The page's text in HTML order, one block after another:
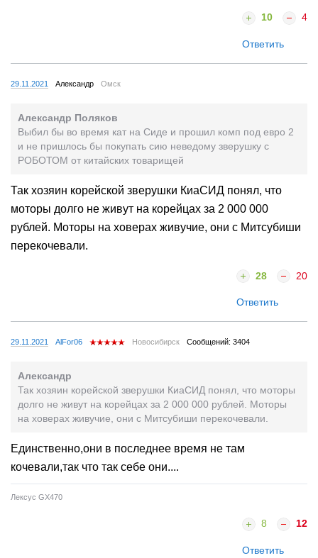
10 4
Ответить
29.11.2021 Александр Омск
Александр Поляков
Выбил бы во время кат на Сиде и прошил комп под евро 2
и не пришлось бы покупать сию неведому зверушку с
РОБОТОМ от китайских товарищей
Так хозяин корейской зверушки КиаСИД понял, что
моторы долго не живут на корейцах за 2 000 000
рублей. Моторы на ховерах живучие, они с Митсубиши
перекочевали.
28 20
Ответить
29.11.2021 AlFor06 Новосибирск Сообщений: 3404
Александр
Так хозяин корейской зверушки КиаСИД понял, что моторы
долго не живут на корейцах за 2 000 000 рублей. Моторы
на ховерах живучие, они с Митсубиши перекочевали.
Единственно,они в последнее время не там
кочевали,так что так себе они....
Лексус GX470
8 12
Ответить